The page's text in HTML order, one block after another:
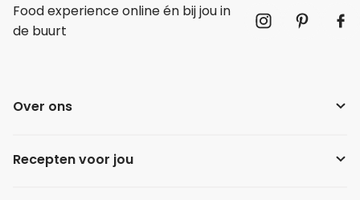
Food experience online én bij jou in
de buurt
Over ons
Recepten voor jou